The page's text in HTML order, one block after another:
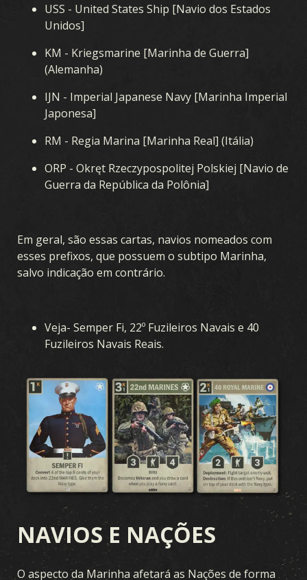
USS - United States Ship [Navio dos Estados
Unidos]
KM - Kriegsmarine [Marinha de Guerra]
(Alemanha)
IJN - Imperial Japanese Navy [Marinha Imperial
Japonesa]
RM - Regia Marina [Marinha Real] (Itália)
ORP - Okręt Rzeczypospolitej Polskiej [Navio de
Guerra da República da Polônia]
Em geral, são essas cartas, navios nomeados com
esses prefixos, que possuem o subtipo Marinha,
salvo indicação em contrário.
Veja- Semper Fi, 22º Fuzileiros Navais e 40
Fuzileiros Navais Reais.
NAVIOS E NAÇÕES
O aspecto da Marinha afetará as Nações de forma